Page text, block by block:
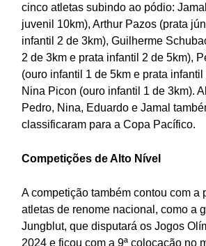
cinco atletas subindo ao pódio:
juvenil 10km), Arthur Pazos (prata
infantil 2 de 3km), Guilherme
2 de 3km e prata infantil 2 de 5km),
(ouro infantil 1 de 5km e prata infantil
Nina Picon (ouro infantil 1 de 3km).
Pedro, Nina, Eduardo e Jamal
classificaram para a Copa Pacífico.
Competições de Alto Nível
A competição também contou com a
atletas de renome nacional, como a
Jungblut, que disputará os Jogos
2024 e ficou com a 9ª colocação no